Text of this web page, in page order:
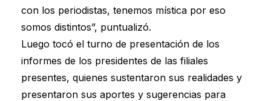
con los periodistas, tenemos mística por eso
somos distintos”, puntualizó.
Luego tocó el turno de presentación de los
informes de los presidentes de las filiales
presentes, quienes sustentaron sus realidades y
presentaron sus aportes y sugerencias para